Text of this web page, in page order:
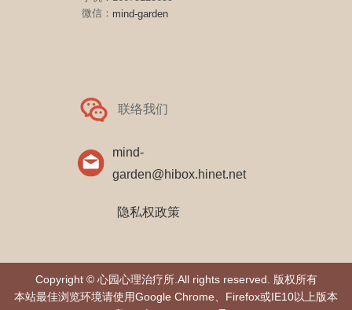
微信： mind-garden
联络我们
mind-
garden@hibox.hinet.net
隐私权政策
Copyright © 心园心理治疗所.All rights reserved. 版权所有
本站最佳浏览环境请使用Google Chrome、Firefox或IE10以上版本